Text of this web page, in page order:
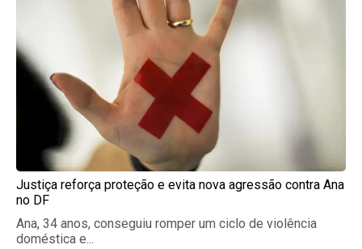
Justiça reforça proteção e evita nova agressão contra Ana
no DF
Ana, 34 anos, conseguiu romper um ciclo de violência
doméstica e...